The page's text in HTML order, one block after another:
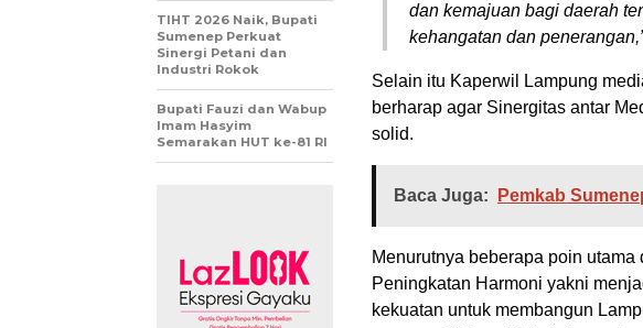
dan kemajuan bagi daerah
kehangatan dan
Selain itu Kaperwil Lampung
berharap agar Sinergitas antar
solid.
Baca Juga: Pemkab
Menurutnya beberapa poin
Peningkatan Harmoni yakni
kekuatan untuk membangun
TIHT 2026 Naik, Bupati
Sumenep Perkuat
Sinergi Petani dan
Industri Rokok
Bupati Fauzi dan Wabup
Imam Hasyim
Semarakan HUT ke-81 RI